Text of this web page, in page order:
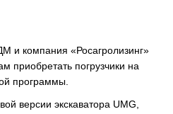
и компания «Росагролизинг»
приобретать погрузчики на
программы.
версии экскаватора UMG,